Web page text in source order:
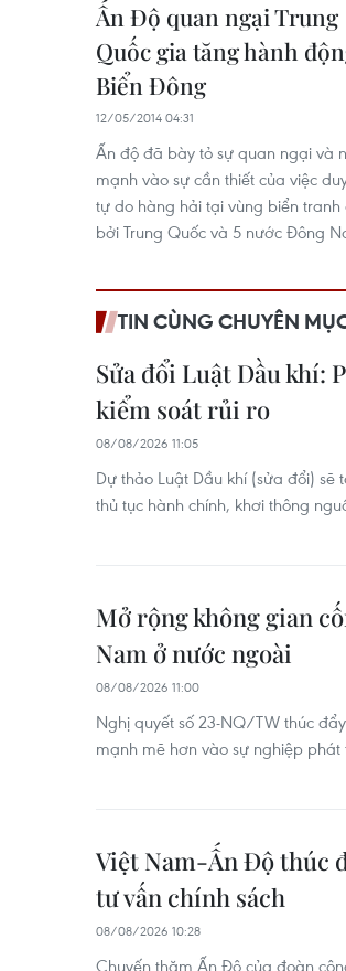
Ấn Độ quan ngại Trung
Quốc gia tăng hành
Biển Đông
12/05/2014 04:31
Ấn độ đã bày tỏ sự quan ngại và
mạnh vào sự cần thiết của việc
tự do hàng hải tại vùng biển tranh
bởi Trung Quốc và 5 nước Đông
TIN CÙNG CHUYÊN
Sửa đổi Luật Dầu khí:
kiểm soát rủi ro
08/08/2026 11:05
Dự thảo Luật Dầu khí (sửa đổi)
thủ tục hành chính, khơi thông
Mở rộng không gian
Nam ở nước ngoài
08/08/2026 11:00
Nghị quyết số 23-NQ/TW thúc
mạnh mẽ hơn vào sự nghiệp
Việt Nam-Ấn Độ thúc
tư vấn chính sách
08/08/2026 10:28
Chuyến thăm Ấn Độ của đoàn